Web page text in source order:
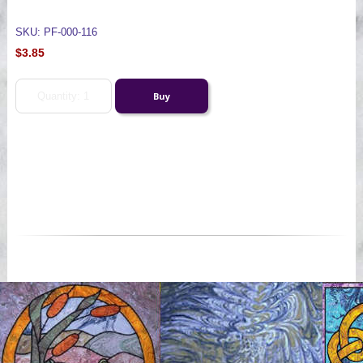
SKU: PF-000-116
$3.85